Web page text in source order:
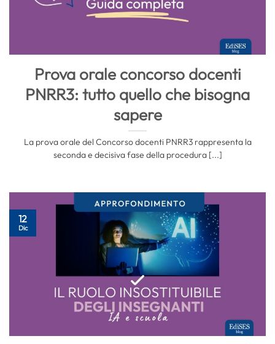
Prova orale concorso docenti
PNRR3: tutto quello che bisogna
sapere
La prova orale del Concorso docenti PNRR3 rappresenta la
seconda e decisiva fase della procedura [...]
12
Dic